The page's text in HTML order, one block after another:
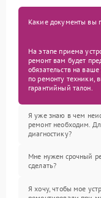
Какие документы вы
На этапе приема
ремонт вам будет
обязательств на
по ремонту техники,
гарантийный талон.
Я уже знаю в чем
ремонт необходим.
диагностику?
Мне нужен срочный
сделать?
Я хочу, чтобы мое